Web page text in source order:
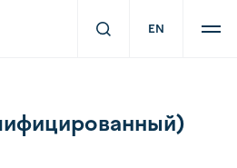
EN